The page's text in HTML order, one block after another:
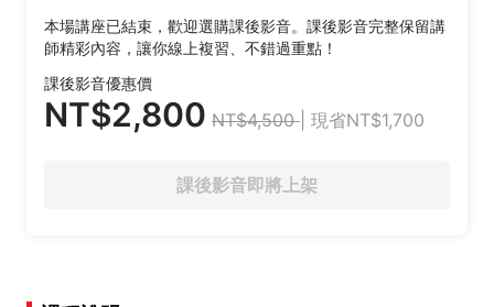
本場講座已結束，歡迎選購課後影音。課後影音完整保留講
師精彩內容，讓你線上複習、不錯過重點！
課後影音優惠價
NT$2,800 NT$4,500 | 現省NT$1,700
課後影音即將上架